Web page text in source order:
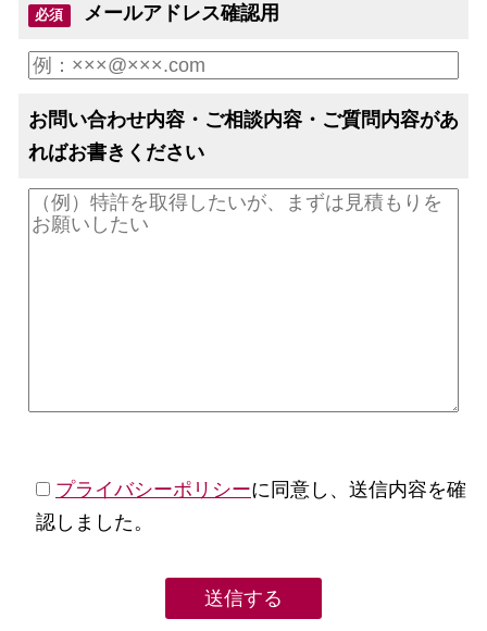
必須 メールアドレス確認用
お問い合わせ内容・ご相談内容・ご質問内容があ
ればお書きください
プライバシーポリシーに同意し、送信内容を確
認しました。